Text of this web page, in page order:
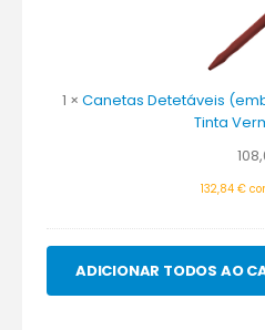
50
e
1 × Canetas Detetáveis
Tinta
132,84 €
ADICIONAR TODOS AO